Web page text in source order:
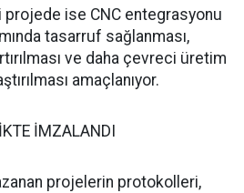
ise CNC entegrasyonu
tasarruf sağlanması,
ve daha çevreci üretim
amaçlanıyor.
İMZALANDI
projelerin protokolleri,